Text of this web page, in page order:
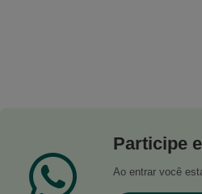
Participe
Ao entrar você